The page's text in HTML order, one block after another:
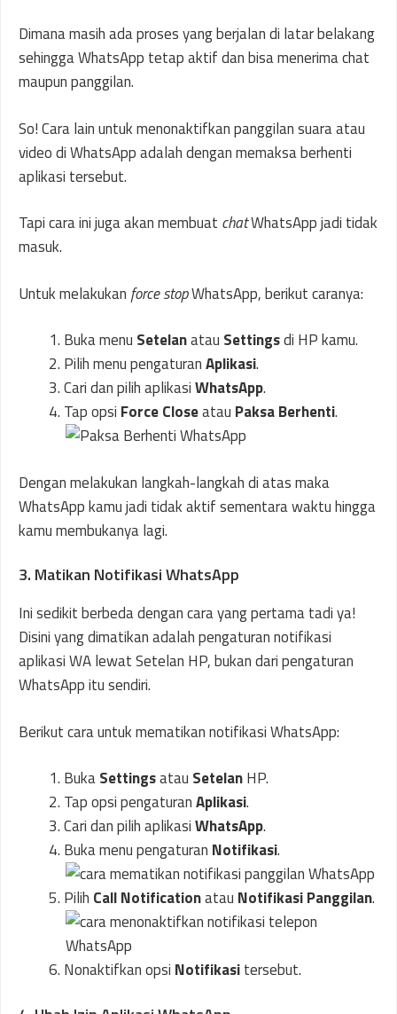
Dimana masih ada proses yang berjalan di latar belakang
sehingga WhatsApp tetap aktif dan bisa menerima chat
maupun panggilan.
So! Cara lain untuk menonaktifkan panggilan suara atau
video di WhatsApp adalah dengan memaksa berhenti
aplikasi tersebut.
Tapi cara ini juga akan membuat chatWhatsApp jadi tidak
masuk.
Untuk melakukan force stopWhatsApp, berikut caranya:
Buka menu Setelanatau Settingsdi HP kamu.
Pilih menu pengaturanAplikasi.
Cari dan pilih aplikasiWhatsApp.
Tap opsi Force Closeatau Paksa Berhenti.
Dengan melakukan langkah-langkah di atas maka
WhatsApp kamu jadi tidak aktif sementara waktu hingga
kamu membukanya lagi.
3. Matikan Notifikasi WhatsApp
Ini sedikit berbeda dengan cara yang pertama tadi ya!
Disini yang dimatikan adalah pengaturan notifikasi
aplikasi WA lewat Setelan HP, bukan dari pengaturan
WhatsApp itu sendiri.
Berikut cara untuk mematikan notifikasi WhatsApp:
BukaSettingsatau SetelanHP.
Tap opsi pengaturanAplikasi.
Cari dan pilih aplikasiWhatsApp.
Buka menu pengaturan Notifikasi.
Pilih Call Notificationatau Notifikasi Panggilan.
Nonaktifkan opsi Notifikasitersebut.